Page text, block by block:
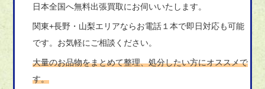
日本全国へ無料出張買取にお伺いいたします。
関東+長野・山梨エリアならお電話１本で即日対応も可能
です。お気軽にご相談ください。
大量のお品物をまとめて整理、処分したい方にオススメで
す。